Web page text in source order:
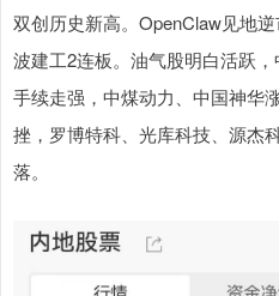
双创历史新高。OpenClaw见地
波建工2连板。油气股明白活跃
手续走强，中煤动力、中国神华
挫，罗博特科、光库科技、源杰
落。